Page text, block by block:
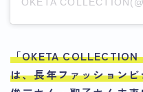
「OKETA
は、長年ファッション